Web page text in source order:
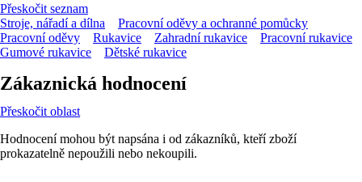
Přeskočit seznam
Stroje, nářadí a dílna
Pracovní oděvy a ochranné pomůcky
Pracovní oděvy
Rukavice Zahradní rukavice
Pracovní rukavice
Gumové rukavice
Dětské rukavice
Zákaznická hodnocení
Přeskočit oblast
Hodnocení mohou být napsána i od zákazníků, kteří zboží
prokazatelně nepoužili nebo nekoupili.